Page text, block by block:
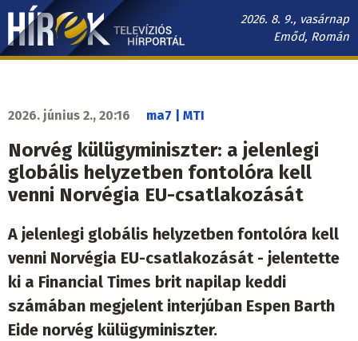
Ugrás
tartalomra
2026. 8. 9., vasárnap
Emőd, Román
Hírek.sk
navigáció
2026. június 2., 20:16 ma7 | MTI
Norvég külügyminiszter: a jelenlegi
globális helyzetben fontolóra kell
venni Norvégia EU-csatlakozását
A jelenlegi globális helyzetben fontolóra kell
venni Norvégia EU-csatlakozását - jelentette
ki a Financial Times brit napilap keddi
számában megjelent interjúban Espen Barth
Eide norvég külügyminiszter.